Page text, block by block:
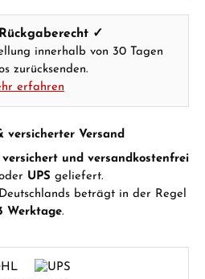
✓
innerhalb von 30 Tagen
zurücksenden.
erfahren
versicherter Versand
versichert und versandkostenfrei
UPS geliefert.
beträgt in der Regel
Werktage.